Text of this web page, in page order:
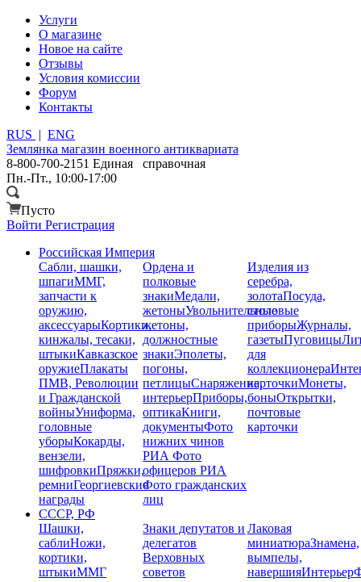
Услуги
О магазине
Новое на сайте
Отзывы
Условия комиссии
Форум
Контакты
RUS | ENG
Землянка магазин военного антиквариата
8-800-700-2151 Единая справочная
Пн.-Пт., 10:00-17:00
Пусто
Войти Регистрация
Российская Империя
Сабли, шашки,
шпагиММГ,
запчасти к
оружию,
аксессуарыКортики,
кинжалы, тесаки,
штыкиКавказское
оружиеПлакаты
ПМВ, Революции
и Гражданской
войныУниформа,
головные
уборыКокарды,
вензели,
шифровкиПряжки,
ремниГеоргиевские
награды
Ордена и
полковые
знакиМедали,
жетоныУвольнительные
жетоны,
должностные
знакиЭполеты,
погоны,
петлицыСнаряжение,
интерьерПриборы,
оптикаКниги,
документыФото
нижних чинов
РИАФото
офицеров РИА
Фото гражданских
лиц
Изделия из
серебра,
золотаПосуда,
столовые
приборыЖурналы,
газетыПуговицы
для
коллекционера
карточкиМонеты,
боныОткрытки,
почтовые
карточки
СССР, РФ
Шашки,
саблиНожи,
кортики,
штыкиММГ
Знаки депутатов и
делегатов
Верховных
советов
Лаковая
миниатюраЗнамена,
вымпелы,
навершияИнтерьер